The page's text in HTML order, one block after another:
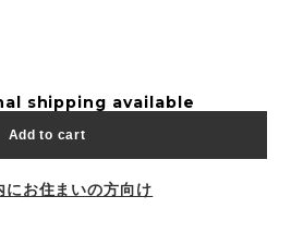
shipping available
Add to cart
にお住まいの方向け